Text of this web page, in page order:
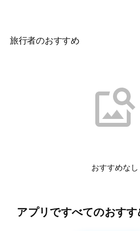
旅行者のおすすめ
おすすめなし
アプリですべてのおす